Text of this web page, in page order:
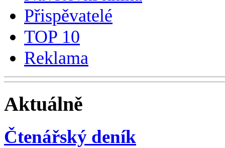
Přispěvatelé
TOP 10
Reklama
Aktuálně
Čtenářský deník